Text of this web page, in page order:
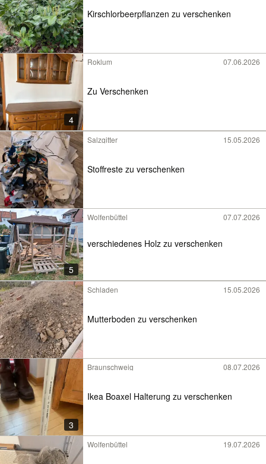
Kirschlorbeerpflanzen zu verschenken
4
Roklum 07.06.2026
Zu Verschenken
Salzgitter 15.05.2026
Stoffreste zu verschenken
5
Wolfenbüttel 07.07.2026
verschiedenes Holz zu verschenken
Schladen 15.05.2026
Mutterboden zu verschenken
3
Braunschweig 08.07.2026
Ikea Boaxel Halterung zu verschenken
Wolfenbüttel 19.07.2026